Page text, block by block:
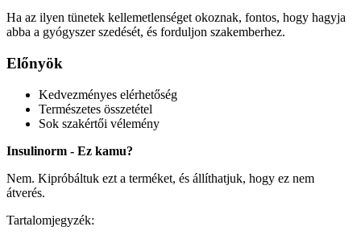
Ha az ilyen tünetek kellemetlenséget okoznak, fontos, hogy hagyja
abba a gyógyszer szedését, és forduljon szakemberhez.
Előnyök
Kedvezményes elérhetőség
Természetes összetétel
Sok szakértői vélemény
Insulinorm - Ez kamu?
Nem. Kipróbáltuk ezt a terméket, és állíthatjuk, hogy ez nem
átverés.
Tartalomjegyzék: